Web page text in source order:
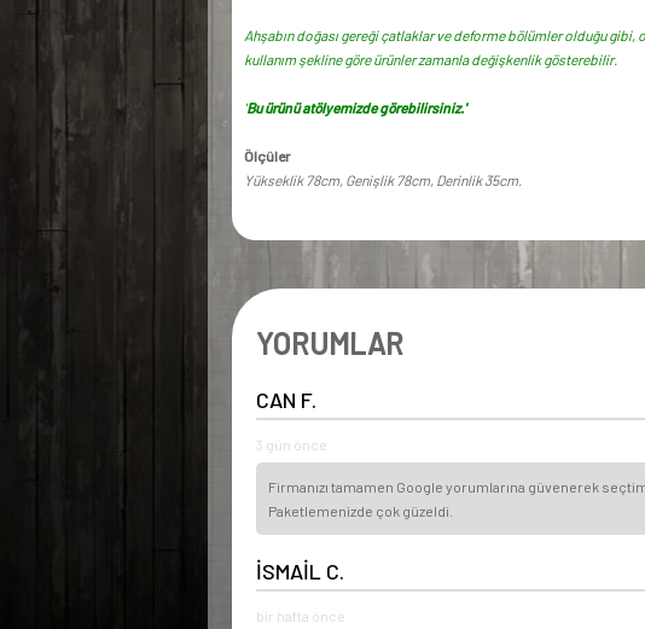
Ahşabın doğası gereği çatlaklar ve deforme bölümler olduğu gibi,
kullanım şekline göre ürünler zamanla değişkenlik gösterebilir.
Bu ürünü atölyemizde görebilirsiniz.'
Ölçüler
Yükseklik 78cm, Genişlik 78cm, Derinlik 35cm.
YORUMLAR
CAN F.
3 gün önce
Firmanızı tamamen Google yorumlarına güvenerek
Paketlemenizde çok güzeldi.
İSMAİL C.
bir hafta önce